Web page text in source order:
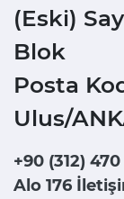
(Eski)
Blok
Posta
Ulus/
+90 (312)
Alo 176